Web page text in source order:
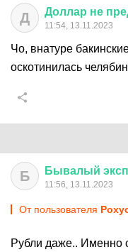
Д Доллар не
11:54, 13.11.2023
Чо, внатуре
оскотинилась
Б Бывалый
11:56, 13.11.2023
От пользователя
Рубли даже.. Именно